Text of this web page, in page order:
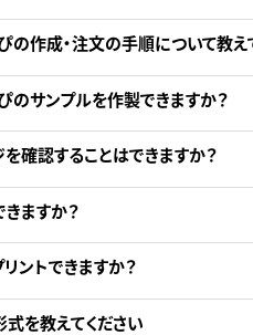
の作成・注文の手順について教え
のサンプルを作製できますか？
確認することはできますか？
ますか？
ントできますか？
を教えてください